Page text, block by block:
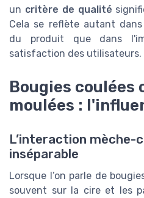
un critère de qualité
Cela se reflète autant
du produit que dans
satisfaction des utilisateurs.
Bougies coulées
moulées :
L’interaction mèche-
inséparable
Lorsque l’on parle de
souvent sur la cire et les